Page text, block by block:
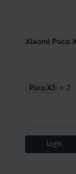
Xiaomi Poco
Poco X3 + 2
Login